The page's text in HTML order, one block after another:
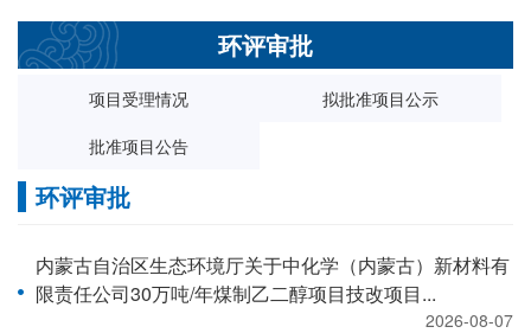
环评审批
项目受理情况
拟批准项目公示
批准项目公告
环评审批
内蒙古自治区生态环境厅关于中化学（内蒙古）新材料有
限责任公司30万吨/年煤制乙二醇项目技改项目...
2026-08-07